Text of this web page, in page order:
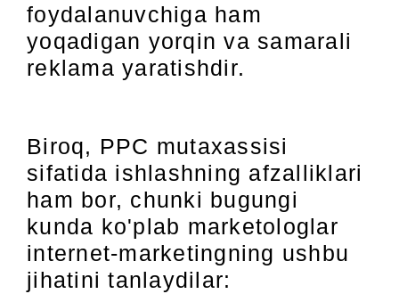
foydalanuvchiga ham
yoqadigan yorqin va samarali
reklama yaratishdir.
Biroq, PPC mutaxassisi
sifatida ishlashning afzalliklari
ham bor, chunki bugungi
kunda ko'plab marketologlar
internet-marketingning ushbu
jihatini tanlaydilar: